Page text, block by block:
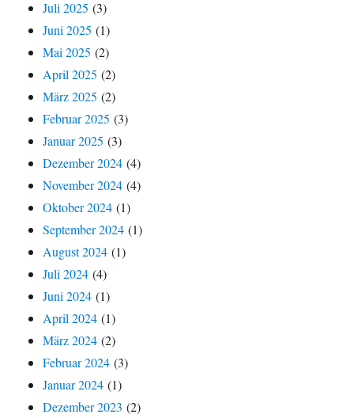
Juli 2025 (3)
Juni 2025 (1)
Mai 2025 (2)
April 2025 (2)
März 2025 (2)
Februar 2025 (3)
Januar 2025 (3)
Dezember 2024 (4)
November 2024 (4)
Oktober 2024 (1)
September 2024 (1)
August 2024 (1)
Juli 2024 (4)
Juni 2024 (1)
April 2024 (1)
März 2024 (2)
Februar 2024 (3)
Januar 2024 (1)
Dezember 2023 (2)